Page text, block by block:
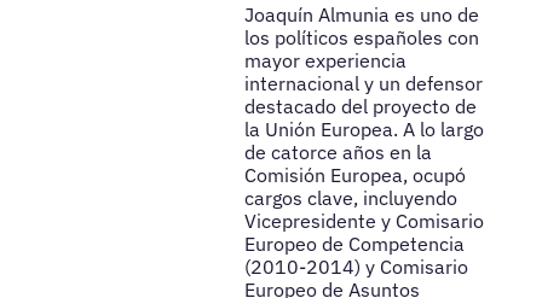
Joaquín Almunia es uno de
los políticos españoles con
mayor experiencia
internacional y un defensor
destacado del proyecto de
la Unión Europea. A lo largo
de catorce años en la
Comisión Europea, ocupó
cargos clave, incluyendo
Vicepresidente y Comisario
Europeo de Competencia
(2010-2014) y Comisario
Europeo de Asuntos